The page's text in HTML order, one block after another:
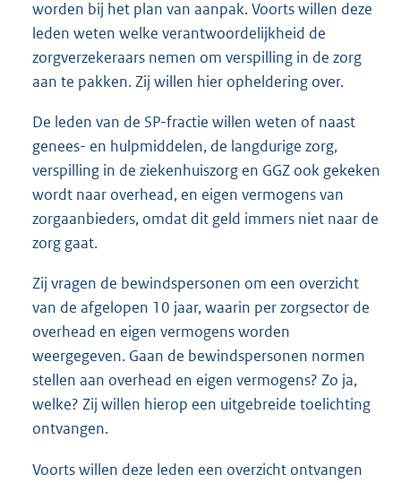
worden bij het plan van aanpak. Voorts willen deze
leden weten welke verantwoordelijkheid de
zorgverzekeraars nemen om verspilling in de zorg
aan te pakken. Zij willen hier opheldering over.
De leden van de SP-fractie willen weten of naast
genees- en hulpmiddelen, de langdurige zorg,
verspilling in de ziekenhuiszorg en GGZ ook gekeken
wordt naar overhead, en eigen vermogens van
zorgaanbieders, omdat dit geld immers niet naar de
zorg gaat.
Zij vragen de bewindspersonen om een overzicht
van de afgelopen 10 jaar, waarin per zorgsector de
overhead en eigen vermogens worden
weergegeven. Gaan de bewindspersonen normen
stellen aan overhead en eigen vermogens? Zo ja,
welke? Zij willen hierop een uitgebreide toelichting
ontvangen.
Voorts willen deze leden een overzicht ontvangen